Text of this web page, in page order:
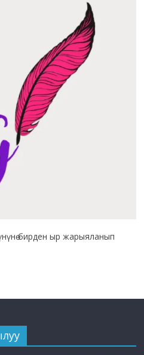
бирден ыр жарыяланып